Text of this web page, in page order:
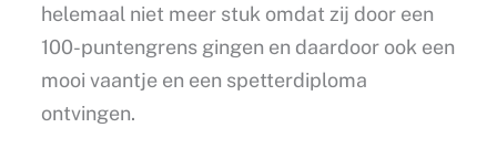
helemaal niet meer stuk omdat zij door een
100-puntengrens gingen en daardoor ook een
mooi vaantje en een spetterdiploma
ontvingen.